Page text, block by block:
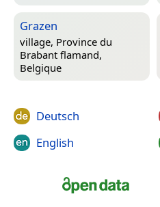
Grazen
village, Province du
Brabant flamand,
Belgique
Deutsch
English